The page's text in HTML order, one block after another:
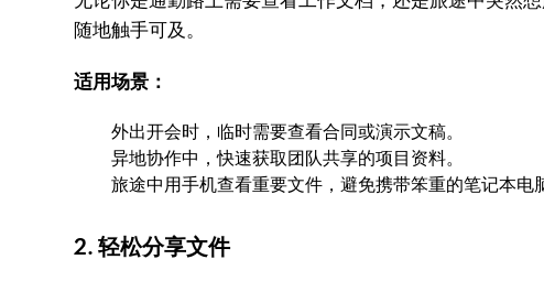
随地触手可及。
适用场景：
外出开会时，临时需要查看合同或演示文稿。
异地协作中，快速获取团队共享的项目资料。
旅途中用手机查看重要文件，避免携带笨重的笔记本电
2. 轻松分享文件